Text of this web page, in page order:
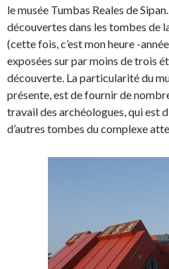
le musée Tumbas Reales de
découvertes dans les tombes de
(cette fois, c’est mon heure -
exposées sur par moins de trois
découverte. La particularité du
présente, est de fournir de
travail des archéologues, qui est
d’autres tombes du complexe